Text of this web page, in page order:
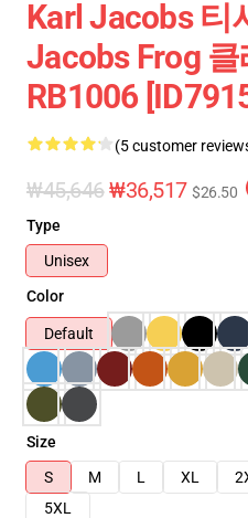
Karl Jacobs 티
Jacobs Frog
RB1006
(5 customer
₩45,646₩36,517 $26.50
Type
Unisex
Color
Default
Size
S
M L XL
5XL